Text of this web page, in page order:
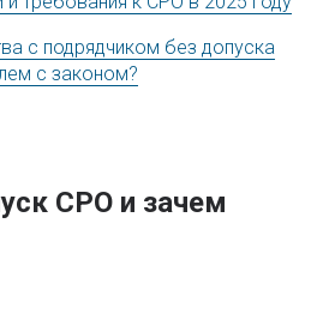
с подрядчиком без допуска
с законом?
СРО и зачем